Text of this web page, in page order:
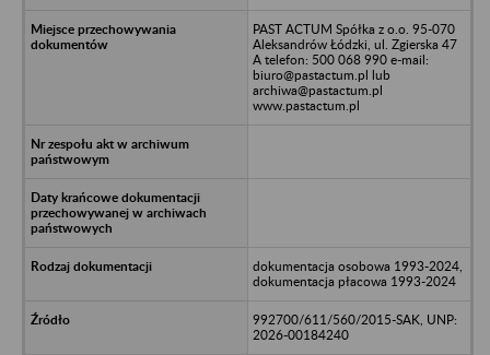
PAST ACTUM Spółka z o.o. 95-070
Aleksandrów Łódzki, ul. Zgierska 47
A telefon: 500 068 990 e-mail:
biuro@pastactum.pl lub
archiwa@pastactum.pl
www.pastactum.pl
dokumentacja osobowa 1993-2024,
dokumentacja płacowa 1993-2024
992700/611/560/2015-SAK, UNP:
2026-00184240